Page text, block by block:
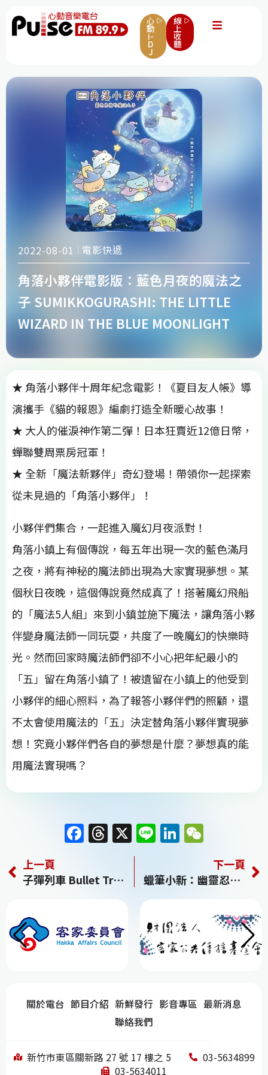
心
動
i-
D
J
線
上
收
聽
2022-08-01 電影快遞
角落小夥伴電影版：藍色月夜的魔法之
子 SUMIKKOGURASHI: THE LITTLE
WIZARD IN THE BLUE MOONLIGHT
★ 角落小夥伴十周年紀念電影！《夏目友人帳》導
演攜手《貓的報恩》編劇打造全新暖心故事！
★ 大人的催淚神作第二彈！日本狂賣近12億日幣，
蟬聯雙周票房冠軍！
★ 全新「魔法新夥伴」奇幻登場！帶領你一起探索
從未見過的「角落小夥伴」！
小夥伴們集合，一起進入魔幻月夜派對！
角落小鎮上有個傳說，每五年出現一次的藍色滿月
之夜，將有神秘的魔法師出現為大家實現夢想。某
個秋日夜晚，這個傳說竟然成真了！搭著魔幻飛船
的「魔法5人組」來到小鎮並施下魔法，讓角落小夥
伴變身魔法師一同玩耍，共度了一晚魔幻的快樂時
光。然而回家時魔法師們卻不小心把年紀最小的
「五」留在角落小鎮了！被遺留在小鎮上的他受到
小夥伴的細心照料，為了報答小夥伴們的照顧，還
不太會使用魔法的「五」決定替角落小夥伴實現夢
想！究竟小夥伴們各自的夢想是什麼？夢想真的能
用魔法實現嗎？
F
a
c
e
o
o
T
h
re
a
s
X Li
n
e
Li
n
k
e
n
C
h
at
上一頁
子彈列車 Bullet Train
下一頁
蠟筆小新：幽靈忍者珍風傳
關於電台 節目介紹 新鮮發行 影音專區 最新消息
聯絡我們
新竹市東區關新路 27 號 17 樓之 5
03-5634899
03-5634011